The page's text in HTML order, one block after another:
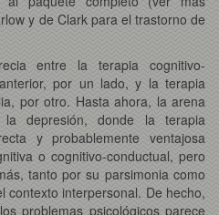
y de Clark para el trastorno de
entre la terapia cognitivo-
por un lado, y la terapia
por otro. Hasta ahora, la arena
depresión, donde la terapia
y probablemente ventajosa
o cognitivo-conductual, pero
tanto por su parsimonia como
contexto interpersonal. De hecho,
problemas psicológicos parece